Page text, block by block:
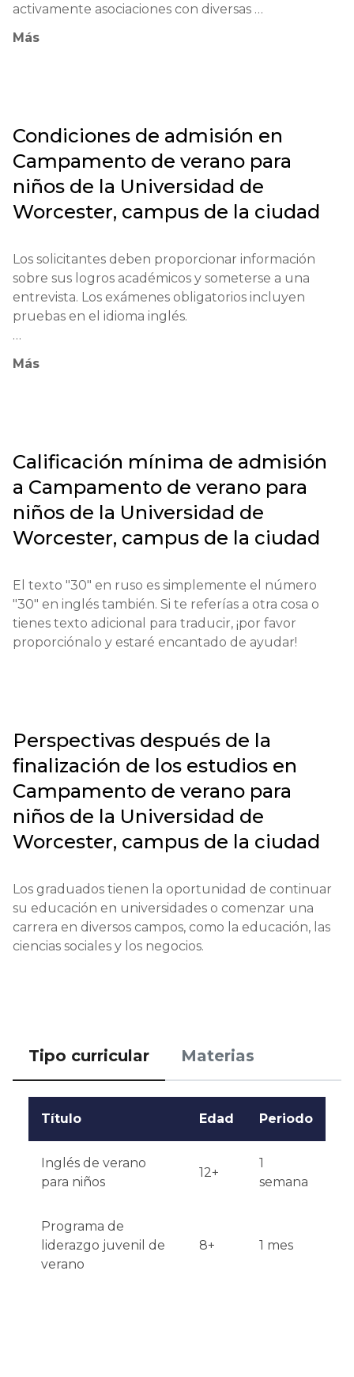
activamente asociaciones con diversas
educación de alta calidad.
enseñanza únicos, que incluyen el aprendizaje
basado en proyectos y el aprendizaje experiencial.
significativa a la educación innovadora en la región
secundaria y preparatoria, ayudando a prepararlos
para la vida adulta y la educación superior.
Los principales objetivos de la universidad incluyen
y profesionales, y fomentar la ciudadanía
Más
Condiciones de admisión en
Campamento de verano para
niños de la Universidad de
Worcester, campus de la ciudad
Los solicitantes deben proporcionar información
sobre sus logros académicos y someterse a una
entrevista. Los exámenes obligatorios incluyen
pruebas en el idioma inglés.
extranjeros.
formulario en línea en el sitio web oficial; la tarifa de
solicitud varía.
exámenes, cartas de recomendación.
Requisitos para estudiantes extranjeros:
conocimiento de inglés (mínimo B2) y requisitos de
Fechas límite de solicitud: inicio — enero, fin —
mayo.
Prueba o entrevista: entrevista según sea necesario.
Calificaciones o experiencia: no hay requisitos
Notificación de resultados: los resultados se
comunican por correo electrónico dentro de las 2-3
semanas posteriores a la finalización del proceso.
Más
Calificación mínima de admisión
a Campamento de verano para
niños de la Universidad de
Worcester, campus de la ciudad
El texto "30" en ruso es simplemente el número
"30" en inglés también. Si te referías a otra cosa o
tienes texto adicional para traducir, ¡por favor
proporciónalo y estaré encantado de ayudar!
Perspectivas después de la
finalización de los estudios en
Campamento de verano para
niños de la Universidad de
Worcester, campus de la ciudad
Los graduados tienen la oportunidad de continuar
su educación en universidades o comenzar una
carrera en diversos campos, como la educación, las
ciencias sociales y los negocios.
Tipo curricular Materias
Título Edad Periodo
Inglés de verano
para niños
12+
1
semana
Programa de
liderazgo juvenil de
verano
8+ 1 mes